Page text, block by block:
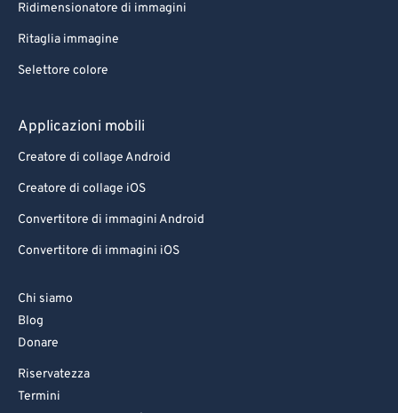
Ridimensionatore di immagini
Ritaglia immagine
Selettore colore
Applicazioni mobili
Creatore di collage Android
Creatore di collage iOS
Convertitore di immagini Android
Convertitore di immagini iOS
Chi siamo
Blog
Donare
Riservatezza
Termini